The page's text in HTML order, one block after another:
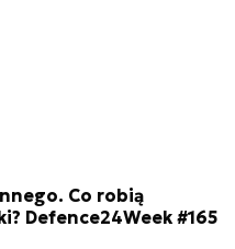
Co robią
Defence24Week #165